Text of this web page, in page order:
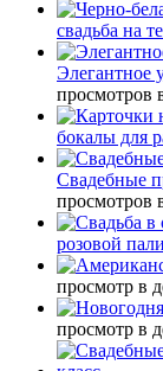
свадьба на
Элегантное
просмотров
бокалы для
Свадебные
просмотров
розовой
просмотр в
просмотр в